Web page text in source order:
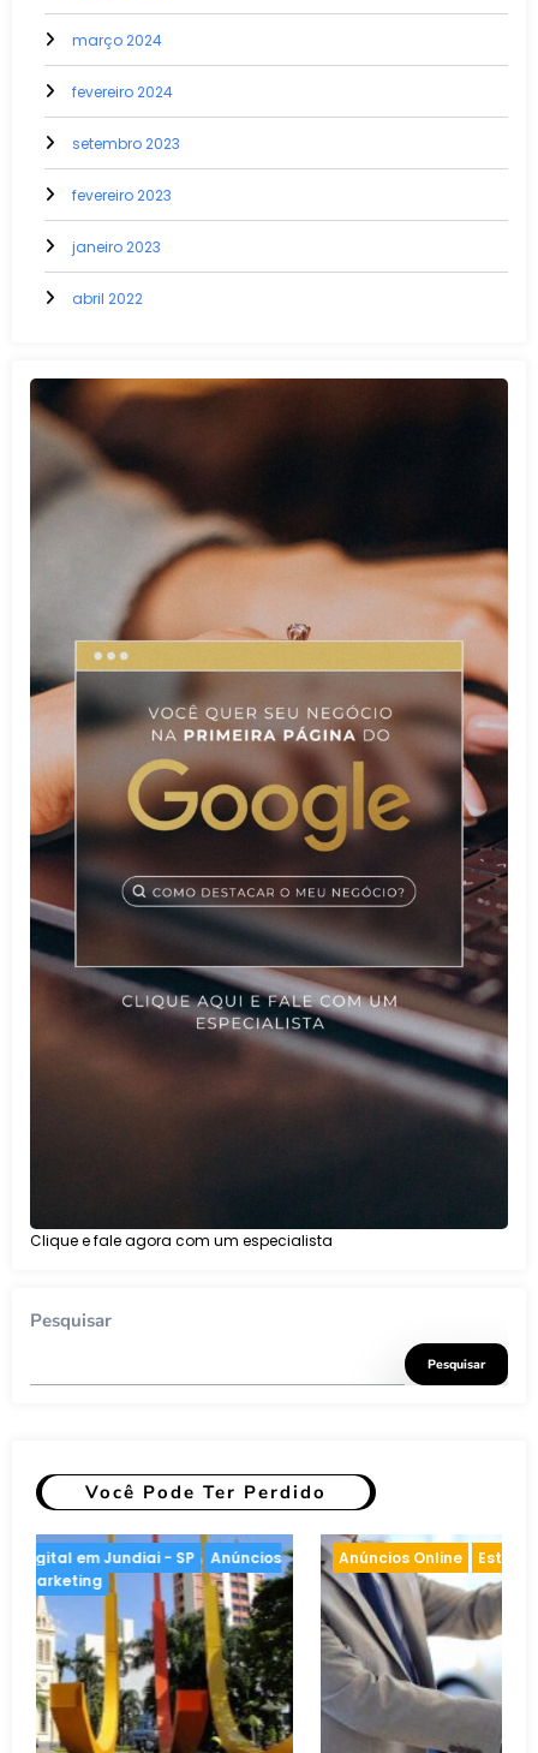
março 2024
fevereiro 2024
setembro 2023
fevereiro 2023
janeiro 2023
abril 2022
Clique e fale agora com um especialista
Pesquisar
Pesquisar
Você Pode Ter Perdido
Anúncios Online Inteligência artificial